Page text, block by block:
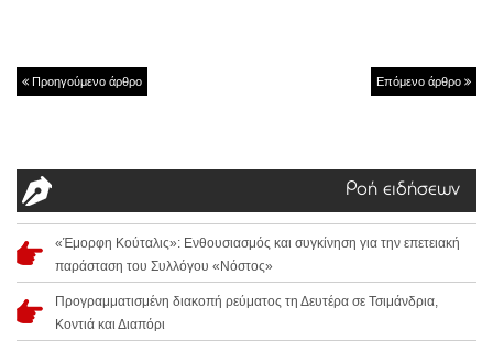
Προηγούμενο άρθρο Επόμενο άρθρο
Ροή ειδήσεων
«Έμορφη Κούταλις»: Ενθουσιασμός και συγκίνηση για την επετειακή
παράσταση του Συλλόγου «Νόστος»
Προγραμματισμένη διακοπή ρεύματος τη Δευτέρα σε Τσιμάνδρια,
Κοντιά και Διαπόρι